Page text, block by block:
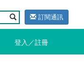
訂閱通訊
登入／註冊